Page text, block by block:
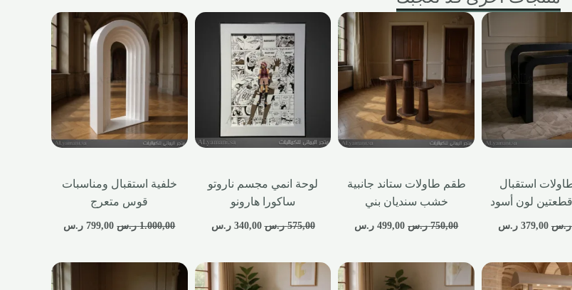
استقبال
لون أسود
ر.س 379,00 ر.س
طقم طاولات ستاند جانبية
خشب سنديان بني
750,00 ر.س 499,00 ر.س
لوحة انمي مجسم ناروتو
ساكورا هارونو
575,00 ر.س 340,00 ر.س
خلفية استقبال ومناسبات
قوس متعرج
1.000,00 ر.س 799,00 ر.س